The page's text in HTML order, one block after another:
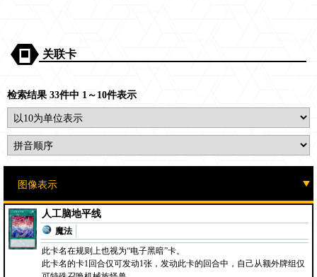
关联卡
检索结果 33件中 1～10件表示
人工脑地平线
魔法
此卡名在规则上也视为“电子黑暗”卡。
此卡名的卡1回合仅可发动1张，发动此卡的回合中，自己从额外牌组仅